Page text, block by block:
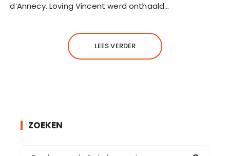
d’Annecy. Loving Vincent werd onthaald…
LEES VERDER
ZOEKEN